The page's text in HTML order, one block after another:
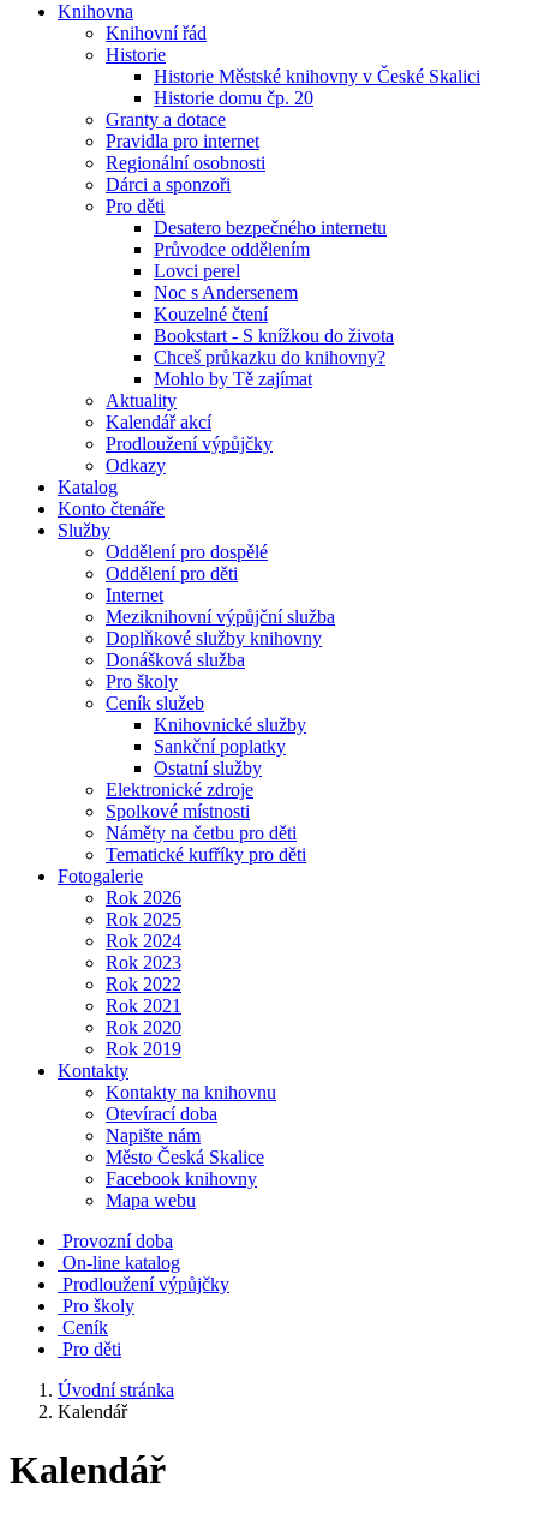
Knihovna
Knihovní řád
Historie
Historie Městské knihovny v České Skalici
Historie domu čp. 20
Granty a dotace
Pravidla pro internet
Regionální osobnosti
Dárci a sponzoři
Pro děti
Desatero bezpečného internetu
Průvodce oddělením
Lovci perel
Noc s Andersenem
Kouzelné čtení
Bookstart - S knížkou do života
Chceš průkazku do knihovny?
Mohlo by Tě zajímat
Aktuality
Kalendář akcí
Prodloužení výpůjčky
Odkazy
Katalog
Konto čtenáře
Služby
Oddělení pro dospělé
Oddělení pro děti
Internet
Meziknihovní výpůjční služba
Doplňkové služby knihovny
Donášková služba
Pro školy
Ceník služeb
Knihovnické služby
Sankční poplatky
Ostatní služby
Elektronické zdroje
Spolkové místnosti
Náměty na četbu pro děti
Tematické kufříky pro děti
Fotogalerie
Rok 2026
Rok 2025
Rok 2024
Rok 2023
Rok 2022
Rok 2021
Rok 2020
Rok 2019
Kontakty
Kontakty na knihovnu
Otevírací doba
Napište nám
Město Česká Skalice
Facebook knihovny
Mapa webu
Provozní doba
On-line katalog
Prodloužení výpůjčky
Pro školy
Ceník
Pro děti
Úvodní stránka
Kalendář
Kalendář